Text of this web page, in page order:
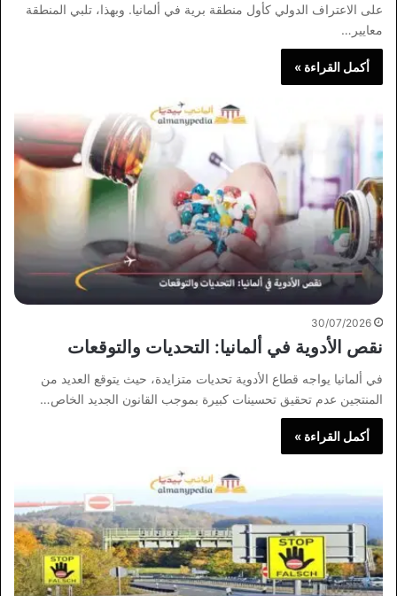
على الاعتراف الدولي كأول منطقة برية في ألمانيا. وبهذا، تلبي المنطقة
معايير…
أكمل القراءة »
30/07/2026
نقص الأدوية في ألمانيا: التحديات والتوقعات
في ألمانيا يواجه قطاع الأدوية تحديات متزايدة، حيث يتوقع العديد من
المنتجين عدم تحقيق تحسينات كبيرة بموجب القانون الجديد الخاص…
أكمل القراءة »